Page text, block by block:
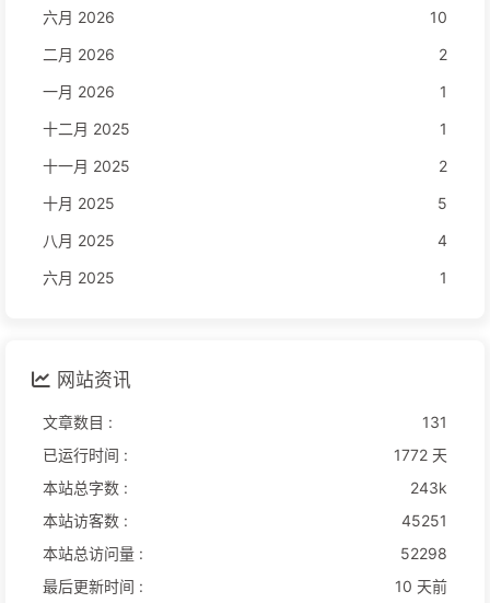
六月 2026
10
二月 2026
2
一月 2026
1
十二月 2025
1
十一月 2025
2
十月 2025
5
八月 2025
4
六月 2025
1
网站资讯
文章数目 :
131
已运行时间 :
1772 天
本站总字数 :
243k
本站访客数 :
45251
本站总访问量 :
52298
最后更新时间 :
10 天前